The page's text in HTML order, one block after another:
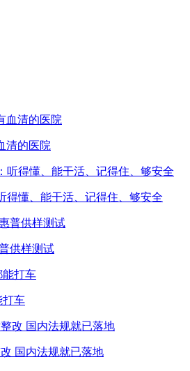
清的医院
得懂、能干活、记得住、够安全
供样测试
打车
国内法规就已落地